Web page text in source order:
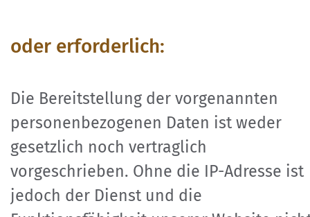
oder erforderlich:
Die Bereitstellung der vorgenannten
personenbezogenen Daten ist weder
gesetzlich noch vertraglich
vorgeschrieben. Ohne die IP-Adresse ist
jedoch der Dienst und die